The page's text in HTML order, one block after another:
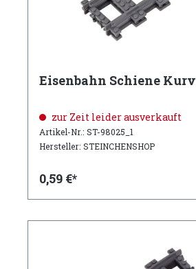
Eisenbahn Schiene
zur Zeit leider ausverkauft
Artikel-Nr.: ST-98025_1
Hersteller: STEINCHENSHOP
0,59 €*